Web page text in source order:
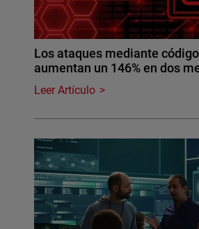
Los ataques mediante
aumentan un 146% en dos
Leer Artículo